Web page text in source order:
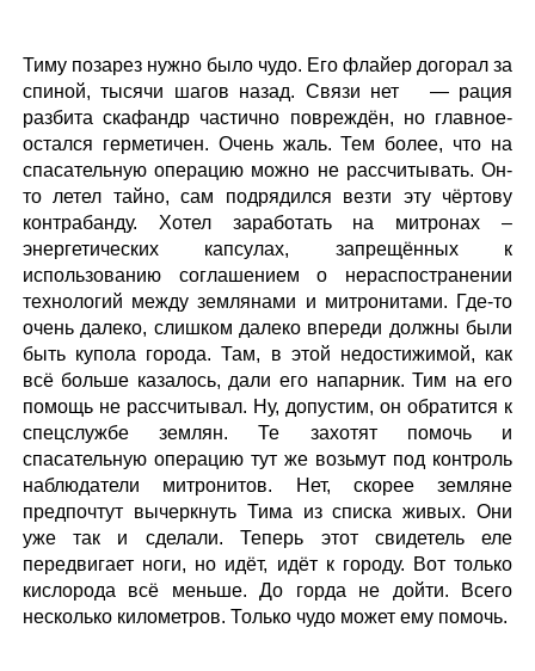
Тиму позарез нужно было чудо. Его флайер догорал за
спиной, тысячи шагов назад. Связи нет — рация
разбита скафандр частично повреждён, но главное-
остался герметичен. Очень жаль. Тем более, что на
спасательную операцию можно не рассчитывать. Он-
то летел тайно, сам подрядился везти эту чёртову
контрабанду. Хотел заработать на митронах –
энергетических капсулах, запрещённых к
использованию соглашением о нераспостранении
технологий между землянами и митронитами. Где-то
очень далеко, слишком далеко впереди должны были
быть купола города. Там, в этой недостижимой, как
всё больше казалось, дали его напарник. Тим на его
помощь не рассчитывал. Ну, допустим, он обратится к
спецслужбе землян. Те захотят помочь и
спасательную операцию тут же возьмут под контроль
наблюдатели митронитов. Нет, скорее земляне
предпочтут вычеркнуть Тима из списка живых. Они
уже так и сделали. Теперь этот свидетель еле
передвигает ноги, но идёт, идёт к городу. Вот только
кислорода всё меньше. До горда не дойти. Всего
несколько километров. Только чудо может ему помочь.